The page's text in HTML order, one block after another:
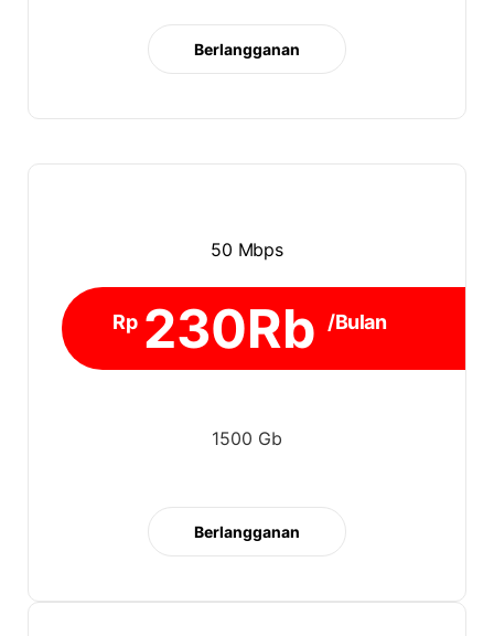
Berlangganan
50 Mbps
Rp 230Rb /Bulan
1500 Gb
Berlangganan